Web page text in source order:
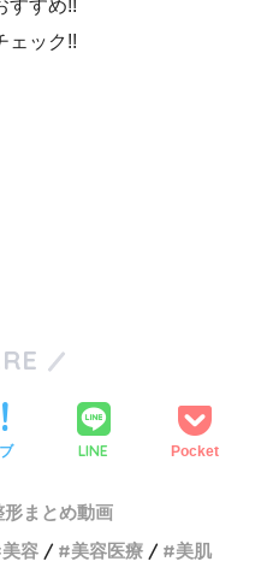
すすめ!!
ェック!!
LINE Pocket
まとめ動画
美容 美容医療 美肌